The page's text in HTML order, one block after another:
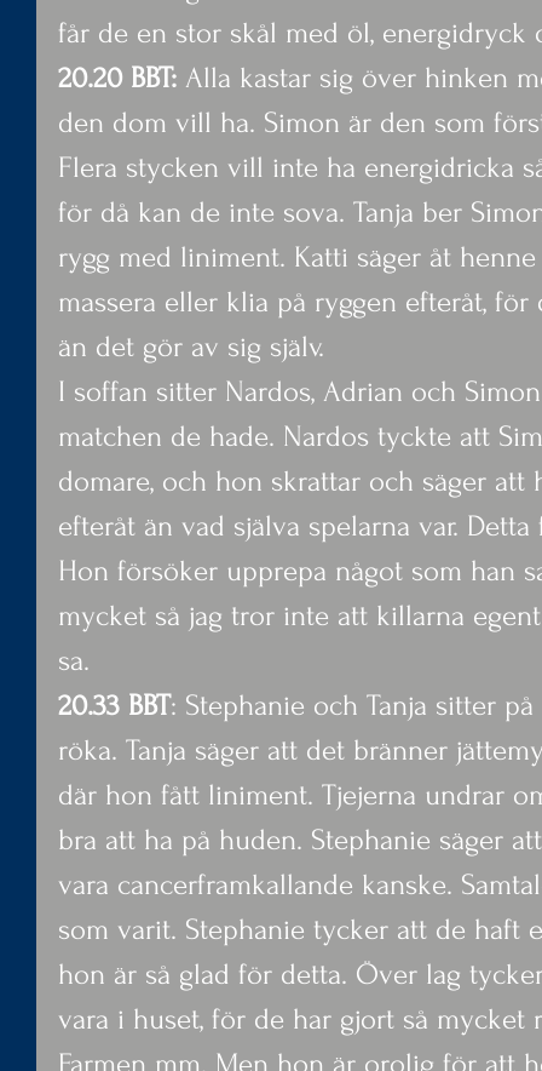
får de en stor skål med öl, energidryck
20.20 BBT: Alla kastar sig över hinken
den dom vill ha. Simon är den som
Flera stycken vill inte ha energidricka
för då kan de inte sova. Tanja ber
rygg med liniment. Katti säger åt
massera eller klia på ryggen efteråt,
än det gör av sig själv.
I soffan sitter Nardos, Adrian och
matchen de hade. Nardos tyckte att
domare, och hon skrattar och säger
efteråt än vad själva spelarna var.
Hon försöker upprepa något som han
mycket så jag tror inte att killarna
sa.
20.33 BBT: Stephanie och Tanja sitter
röka. Tanja säger att det bränner
där hon fått liniment. Tjejerna undrar
bra att ha på huden. Stephanie säger
vara cancerframkallande kanske.
som varit. Stephanie tycker att de haft
hon är så glad för detta. Över lag
vara i huset, för de har gjort så mycket
Farmen mm. Men hon är orolig för att